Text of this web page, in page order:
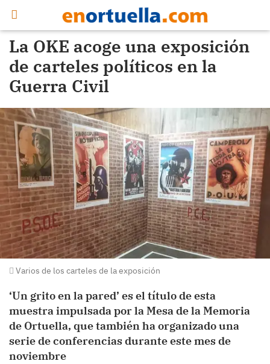
La OKE acoge una exposición
de carteles políticos en la
Guerra Civil
Varios de los carteles de la exposición
‘Un grito en la pared’ es el título de esta
muestra impulsada por la Mesa de la Memoria
de Ortuella, que también ha organizado una
serie de conferencias durante este mes de
noviembre